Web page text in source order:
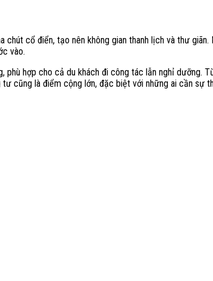
cổ điển, tạo nên không gian thanh lịch và thư
vào.
hợp cho cả du khách đi công tác lẫn nghỉ
cũng là điểm cộng lớn, đặc biệt với những ai cần sự